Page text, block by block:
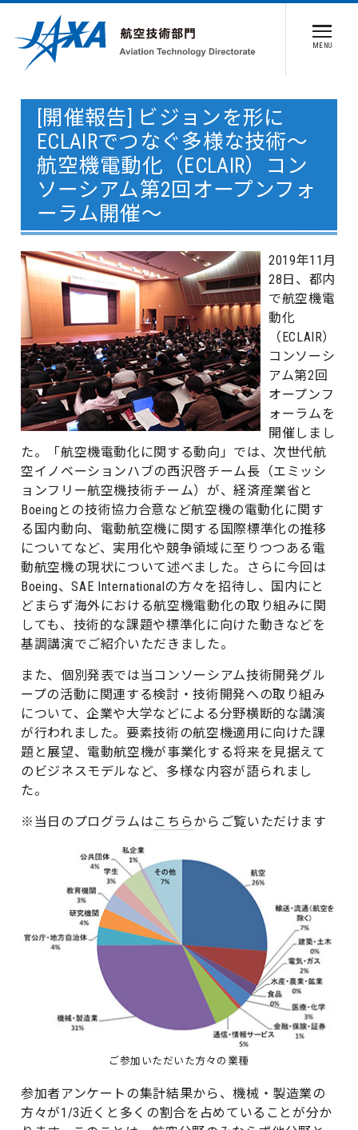
MENU
[開催報告] ビジョンを形に
ECLAIRでつなぐ多様な技術〜
航空機電動化（ECLAIR）コン
ソーシアム第2回オープンフォ
ーラム開催〜
2019年11月
28日、都内
で航空機電
動化
（ECLAIR）
コンソーシ
アム第2回
オープンフ
ォーラムを
開催しまし
た。「航空機電動化に関する動向」では、次世代航
空イノベーションハブの西沢啓チーム長（エミッシ
ョンフリー航空機技術チーム）が、経済産業省と
Boeingとの技術協力合意など航空機の電動化に関す
る国内動向、電動航空機に関する国際標準化の推移
についてなど、実用化や競争領域に至りつつある電
動航空機の現状について述べました。さらに今回は
Boeing、SAE Internationalの方々を招待し、国内にと
どまらず海外における航空機電動化の取り組みに関
しても、技術的な課題や標準化に向けた動きなどを
基調講演でご紹介いただきました。
また、個別発表では当コンソーシアム技術開発グル
ープの活動に関連する検討・技術開発への取り組み
について、企業や大学などによる分野横断的な講演
が行われました。要素技術の航空機適用に向けた課
題と展望、電動航空機が事業化する将来を見据えて
のビジネスモデルなど、多様な内容が語られまし
た。
※当日のプログラムは こちらからご覧いただけます
ご参加いただいた方々の業種
参加者アンケートの集計結果から、機械・製造業の
方々が1/3近くと多くの割合を占めていることが分か